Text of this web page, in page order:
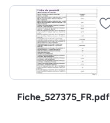
Fiche_527375_FR.pdf